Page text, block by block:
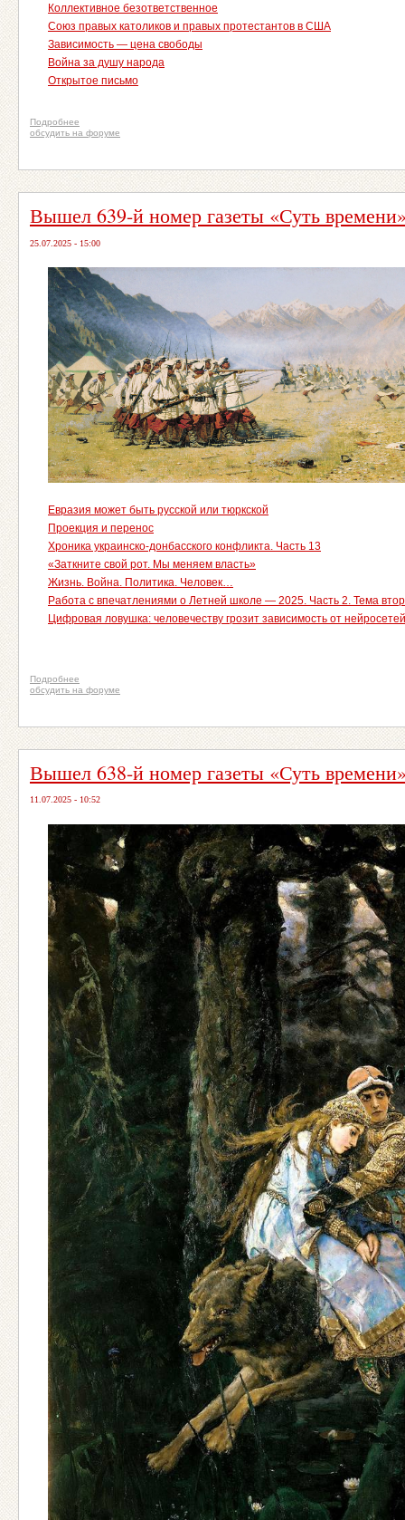
Коллективное безответственное
Союз правых католиков и правых протестантов в США
Зависимость — цена свободы
Война за душу народа
Открытое письмо
Подробнее
обсудить на форуме
Вышел 639-й номер газеты «Суть
25.07.2025 - 15:00
Евразия может быть русской или тюркской
Проекция и перенос
Хроника украинско-донбасского конфликта. Часть 13
«Заткните свой рот. Мы меняем власть»
Жизнь. Война. Политика. Человек…
Работа с впечатлениями о Летней школе — 2025. Часть 2. Тема
Цифровая ловушка: человечеству грозит зависимость от нейросетей
Подробнее
обсудить на форуме
Вышел 638-й номер газеты «Суть
11.07.2025 - 10:52